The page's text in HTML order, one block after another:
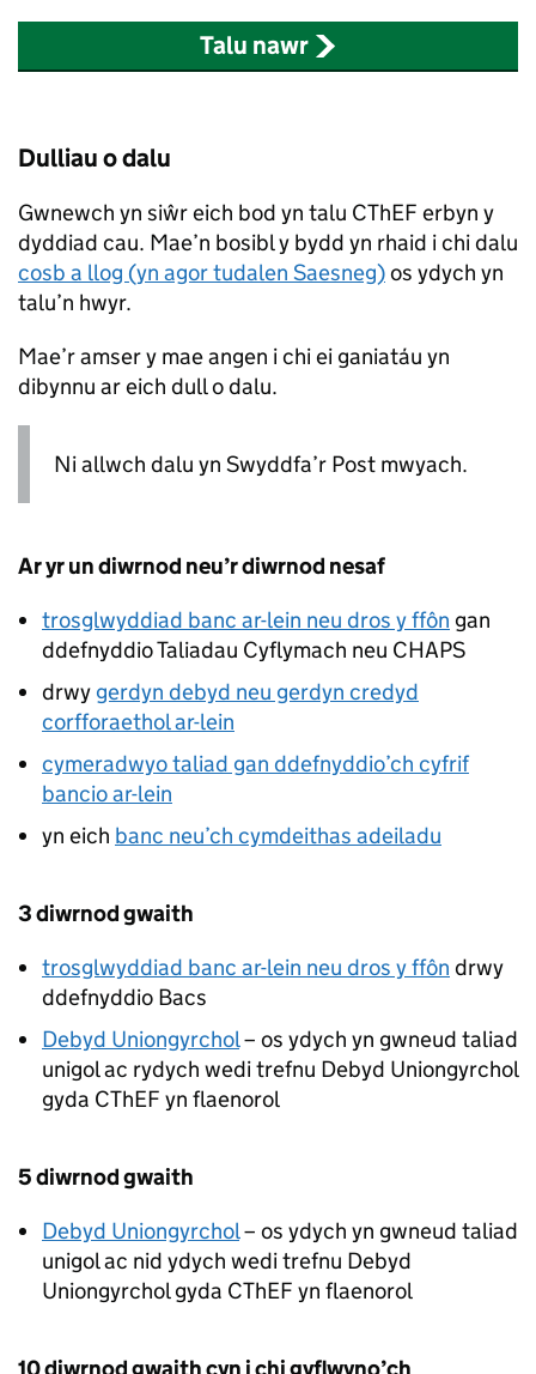
Talu nawr
Dulliau o dalu
Gwnewch yn siŵr eich bod yn talu CThEF erbyn y
dyddiad cau. Mae’n bosibl y bydd yn rhaid i chi dalu
cosb a llog (yn agor tudalen Saesneg)os ydych yn
talu’n hwyr.
Mae’r amser y mae angen i chi ei ganiatáu yn
dibynnu ar eich dull o dalu.
Ni allwch dalu yn Swyddfa’r Post mwyach.
Ar yr un diwrnod neu’r diwrnod nesaf
trosglwyddiad banc ar-lein neu dros y ffôn gan
ddefnyddio Taliadau Cyflymach neu CHAPS
drwy gerdyn debyd neu gerdyn credyd
corfforaethol ar-lein
cymeradwyo taliad gan ddefnyddio’ch cyfrif
bancio ar-lein
yn eich banc neu’ch cymdeithas adeiladu
3 diwrnod gwaith
trosglwyddiad banc ar-lein neu dros y ffôn drwy
ddefnyddio Bacs
Debyd Uniongyrchol– os ydych yn gwneud taliad
unigol ac rydych wedi trefnu Debyd Uniongyrchol
gyda CThEF yn flaenorol
5 diwrnod gwaith
Debyd Uniongyrchol– os ydych yn gwneud taliad
unigol ac nid ydych wedi trefnu Debyd
Uniongyrchol gyda CThEF yn flaenorol